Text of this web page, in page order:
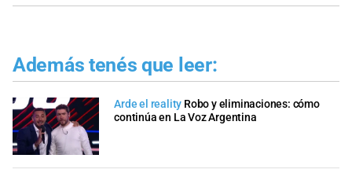
Además tenés que leer:
Arde el reality Robo y eliminaciones: cómo
continúa en La Voz Argentina